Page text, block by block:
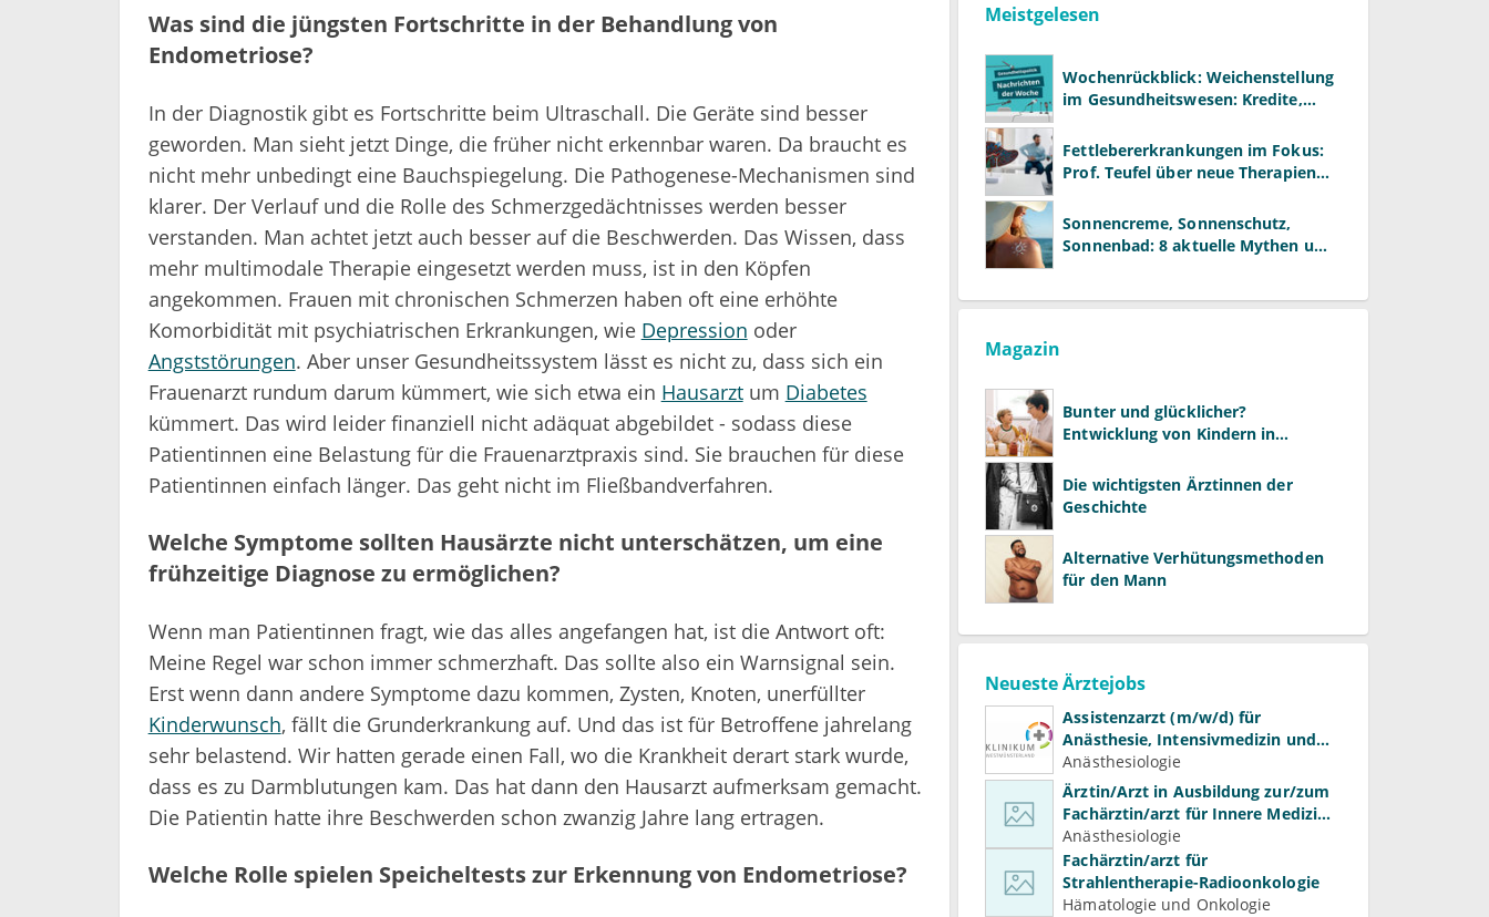
Was sind die jüngsten Fortschritte in der Behandlung von
Endometriose?
In der Diagnostik gibt es Fortschritte beim Ultraschall. Die Geräte sind besser
geworden. Man sieht jetzt Dinge, die früher nicht erkennbar waren. Da braucht es
nicht mehr unbedingt eine Bauchspiegelung. Die Pathogenese-Mechanismen sind
klarer. Der Verlauf und die Rolle des Schmerzgedächtnisses werden besser
verstanden. Man achtet jetzt auch besser auf die Beschwerden. Das Wissen, dass
mehr multimodale Therapie eingesetzt werden muss, ist in den Köpfen
angekommen. Frauen mit chronischen Schmerzen haben oft eine erhöhte
Komorbidität mit psychiatrischen Erkrankungen, wie Depression oder
Angststörungen. Aber unser Gesundheitssystem lässt es nicht zu, dass sich ein
Frauenarzt rundum darum kümmert, wie sich etwa ein Hausarztum Diabetes
kümmert. Das wird leider finanziell nicht adäquat abgebildet - sodass diese
Patientinnen eine Belastung für die Frauenarztpraxis sind. Sie brauchen für diese
Patientinnen einfach länger. Das geht nicht im Fließbandverfahren.
Welche Symptome sollten Hausärzte nicht unterschätzen, um eine
frühzeitige Diagnose zu ermöglichen?
Wenn man Patientinnen fragt, wie das alles angefangen hat, ist die Antwort oft:
Meine Regel war schon immer schmerzhaft. Das sollte also ein Warnsignal sein.
Erst wenn dann andere Symptome dazu kommen, Zysten, Knoten, unerfüllter
Kinderwunsch, fällt die Grunderkrankung auf. Und das ist für Betroffene jahrelang
sehr belastend. Wir hatten gerade einen Fall, wo die Krankheit derart stark wurde,
dass es zu Darmblutungen kam. Das hat dann den Hausarzt aufmerksam gemacht.
Die Patientin hatte ihre Beschwerden schon zwanzig Jahre lang ertragen.
Welche Rolle spielen Speicheltests zur Erkennung von Endometriose?
Meistgelesen
Wochenrückblick: Weichenstellung
im Gesundheitswesen: Kredite,
Fettlebererkrankungen im Fokus:
Prof. Teufel über neue Therapien
Sonnencreme, Sonnenschutz,
Sonnenbad: 8 aktuelle Mythen und
Magazin
Bunter und glücklicher?
Entwicklung von Kindern in
Die wichtigsten Ärztinnen der
Geschichte
Alternative Verhütungsmethoden
für den Mann
Neueste Ärztejobs
Assistenzarzt (m/w/d) für
Anästhesie, Intensivmedizin und
Schmerztherapie
Anästhesiologie
Ärztin/Arzt in Ausbildung zur/zum
Fachärztin/arzt für Innere Medizin
(Kardiologie, Nephrologie,
Intensivmedizin)
Anästhesiologie
Fachärztin/arzt für
Strahlentherapie-Radioonkologie
Hämatologie und Onkologie